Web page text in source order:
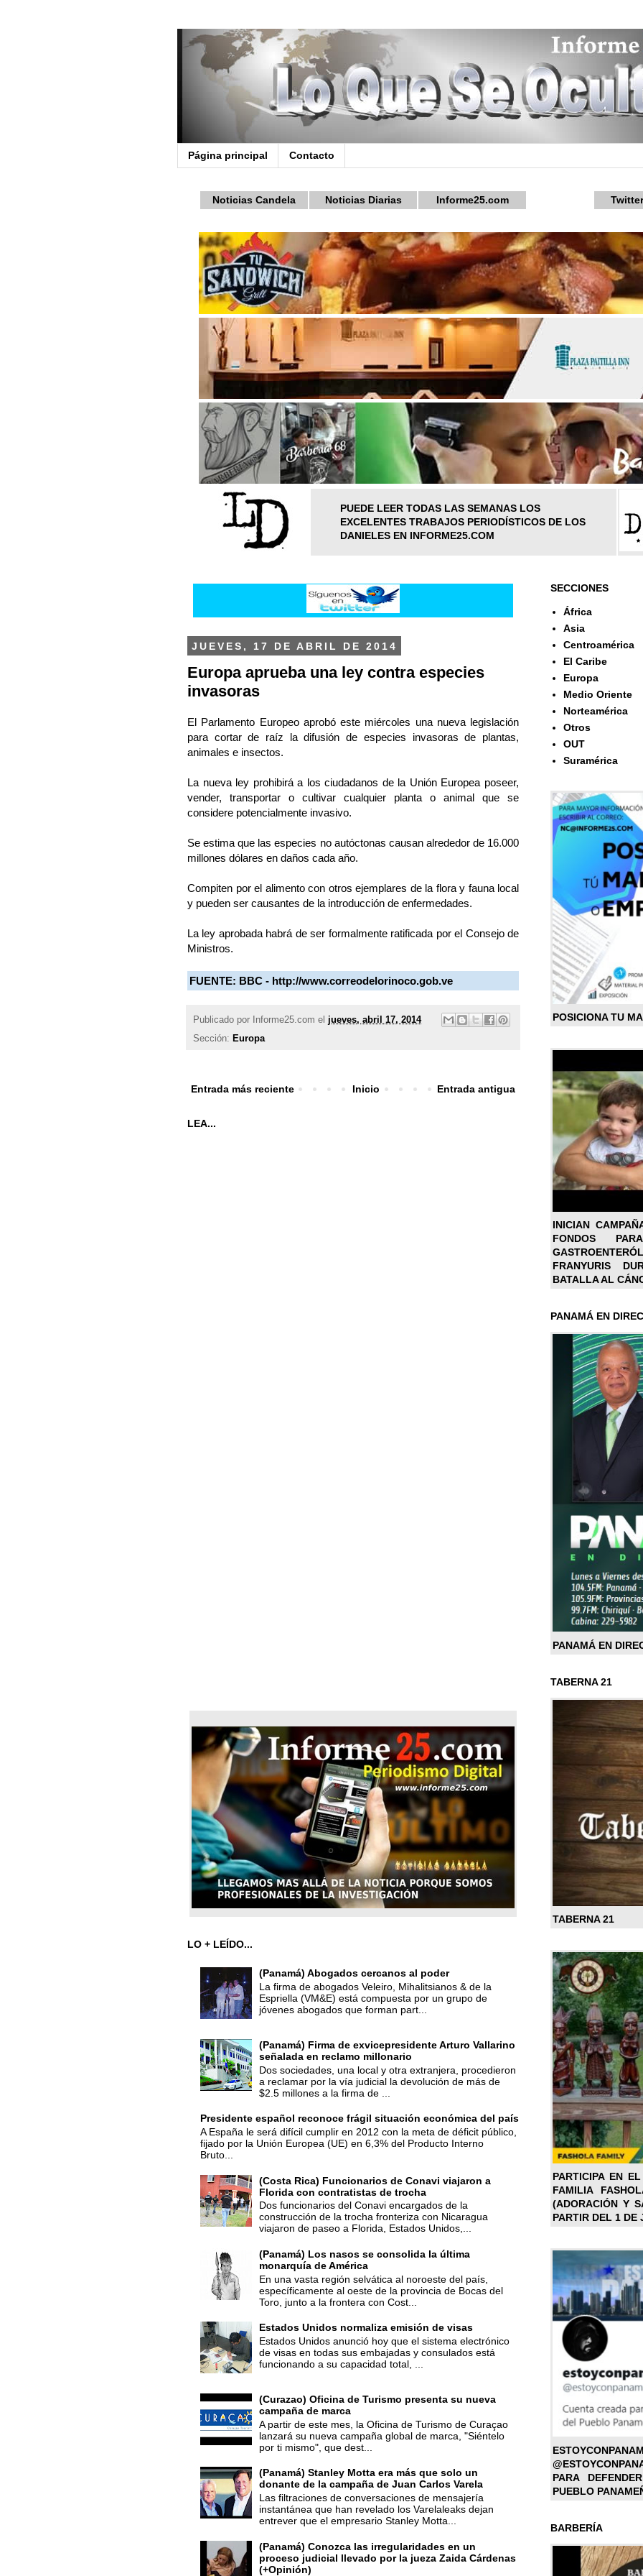
Página principal Contacto
Noticias Candela Noticias Diarias Informe25.com
PUEDE LEER TODAS LAS SEMANAS LOS
EXCELENTES TRABAJOS PERIODÍSTICOS DE LOS
DANIELES EN INFORME25.COM
JUEVES, 17 DE ABRIL DE 2014
Europa aprueba una ley contra especies
invasoras
El Parlamento Europeo aprobó este miércoles una nueva legislación
para cortar de raíz la difusión de especies invasoras de plantas,
animales e insectos.
La nueva ley prohibirá a los ciudadanos de la Unión Europea poseer,
vender, transportar o cultivar cualquier planta o animal que se
considere potencialmente invasivo.
Se estima que las especies no autóctonas causan alrededor de 16.000
millones dólares en daños cada año.
Compiten por el alimento con otros ejemplares de la flora y fauna local
y pueden ser causantes de la introducción de enfermedades.
La ley aprobada habrá de ser formalmente ratificada por el Consejo de
Ministros.
FUENTE: BBC - http://www.correodelorinoco.gob.ve
Publicado por Informe25.com el jueves, abril 17, 2014
Sección: Europa
Entrada más reciente Entrada antigua
Inicio
LEA...
LO + LEÍDO...
(Panamá) Abogados cercanos al poder
La firma de abogados Veleiro, Mihalitsianos & de la
Espriella (VM&E) está compuesta por un grupo de
jóvenes abogados que forman part...
(Panamá) Firma de exvicepresidente Arturo Vallarino
señalada en reclamo millonario
Dos sociedades, una local y otra extranjera, procedieron
a reclamar por la vía judicial la devolución de más de
$2.5 millones a la firma de ...
Presidente español reconoce frágil situación económica del país
A España le será difícil cumplir en 2012 con la meta de déficit público,
fijado por la Unión Europea (UE) en 6,3% del Producto Interno
Bruto...
(Costa Rica) Funcionarios de Conavi viajaron a
Florida con contratistas de trocha
Dos funcionarios del Conavi encargados de la
construcción de la trocha fronteriza con Nicaragua
viajaron de paseo a Florida, Estados Unidos,...
(Panamá) Los nasos se consolida la última
monarquía de América
En una vasta región selvática al noroeste del país,
específicamente al oeste de la provincia de Bocas del
Toro, junto a la frontera con Cost...
Estados Unidos normaliza emisión de visas
Estados Unidos anunció hoy que el sistema electrónico
de visas en todas sus embajadas y consulados está
funcionando a su capacidad total, ...
(Curazao) Oficina de Turismo presenta su nueva
campaña de marca
A partir de este mes, la Oficina de Turismo de Curaçao
lanzará su nueva campaña global de marca, "Siéntelo
por ti mismo", que dest...
(Panamá) Stanley Motta era más que solo un
donante de la campaña de Juan Carlos Varela
Las filtraciones de conversaciones de mensajería
instantánea que han revelado los Varelaleaks dejan
entrever que el empresario Stanley Motta...
(Panamá) Conozca las irregularidades en un
proceso judicial llevado por la jueza Zaida Cárdenas
(+Opinión)
SECCIONES
África
Asia
Centroamérica
El Caribe
Europa
Medio Oriente
Norteamérica
Otros
OUT
Suramérica
POSICIONA TU
INICIAN
FONDOS
FRANYURIS
BATALLA AL
PANAMÁ EN
PANAMÁ EN
TABERNA 21
TABERNA 21
PARTICIPA EN
FAMILIA
(ADORACIÓN Y
PARTIR DEL 1 DE
PARA
PUEBLO
BARBERÍA